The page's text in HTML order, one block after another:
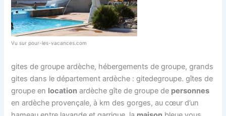
Vu sur pour-les-vacances.com
gites de groupe ardèche, hébergements de groupe, grands
gites dans le département ardèche : gitedegroupe. gîtes de
groupe en location ardèche gîte de groupe de personnes
en ardèche provençale, à km des gorges, au cœur d’un